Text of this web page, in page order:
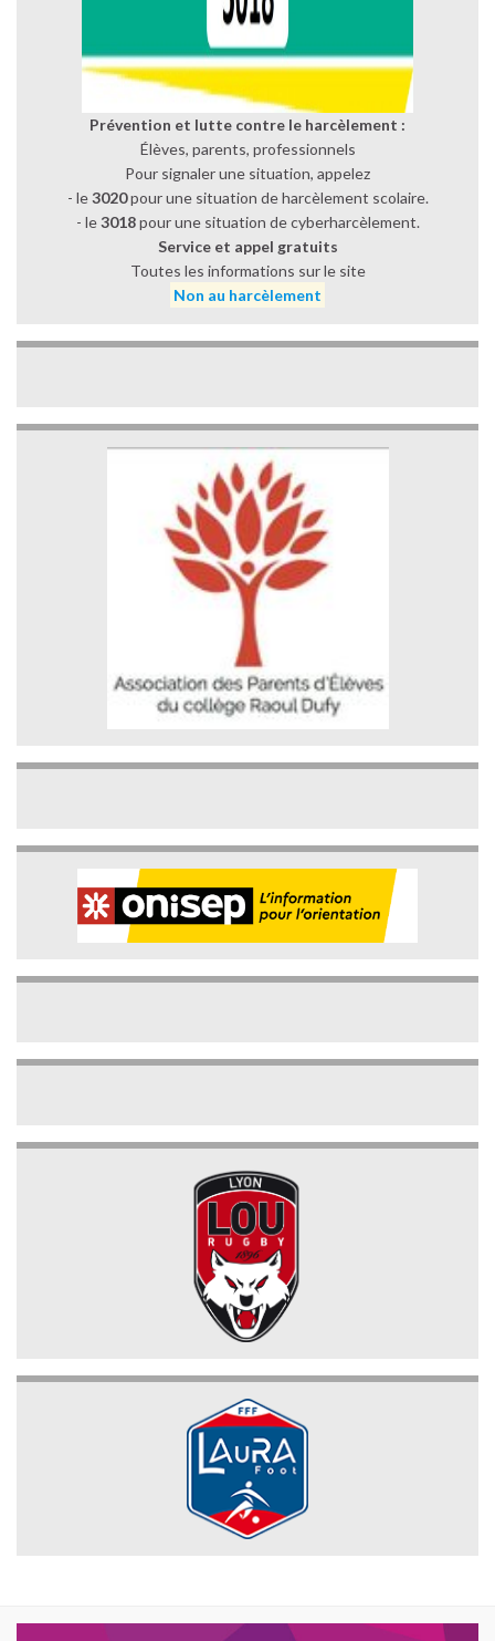
Prévention et lutte contre le harcèlement :
Élèves, parents, professionnels
Pour signaler une situation, appelez
- le3020pour une situation de harcèlement scolaire.
- le3018pour une situation de cyberharcèlement.
Service et appel gratuits
Toutes les informations sur le site
Non au harcèlement